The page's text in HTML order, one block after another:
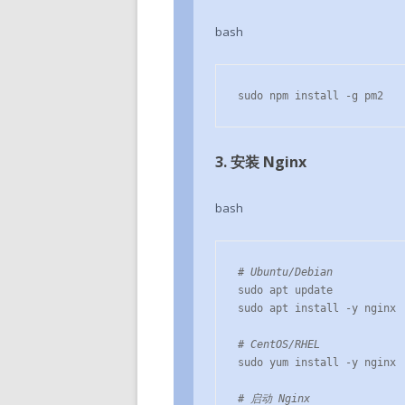
bash
sudo npm install -g pm2
3. 安装 Nginx
bash
# Ubuntu/Debian
sudo apt update
sudo apt install -y nginx
# CentOS/RHEL
sudo yum install -y nginx
# 启动 Nginx